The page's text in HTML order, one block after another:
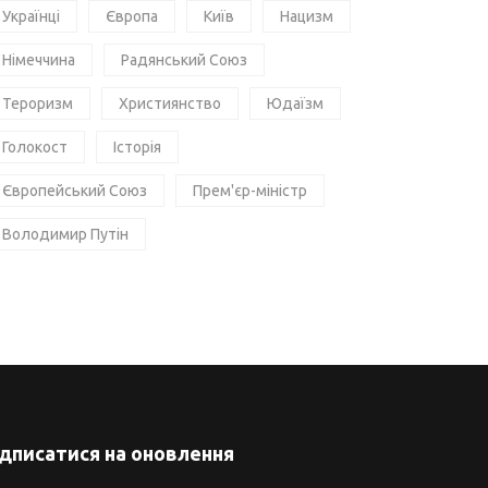
Українці Європа Київ Нацизм
Німеччина Радянський Союз
Тероризм Християнство Юдаїзм
Голокост Історія
Європейський Союз Прем'єр-міністр
Володимир Путін
на оновлення